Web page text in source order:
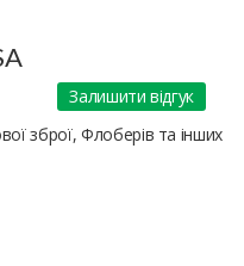
Залишити відгук
зброї, Флоберів та інших